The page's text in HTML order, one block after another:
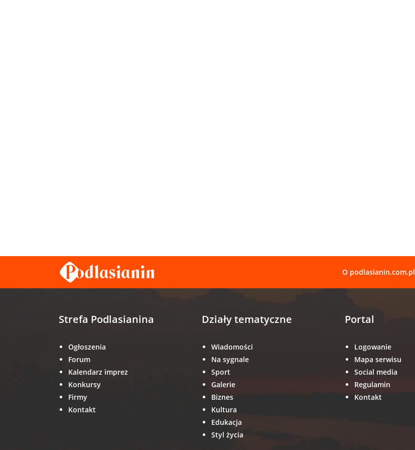
O podlasianin.com.pl
Strefa Podlasianina
Ogłoszenia
Forum
Kalendarz imprez
Konkursy
Firmy
Kontakt
Działy tematyczne
Wiadomości
Na sygnale
Sport
Galerie
Biznes
Kultura
Edukacja
Styl życia
Portal
Logowanie
Mapa serwisu
Social media
Regulamin
Kontakt